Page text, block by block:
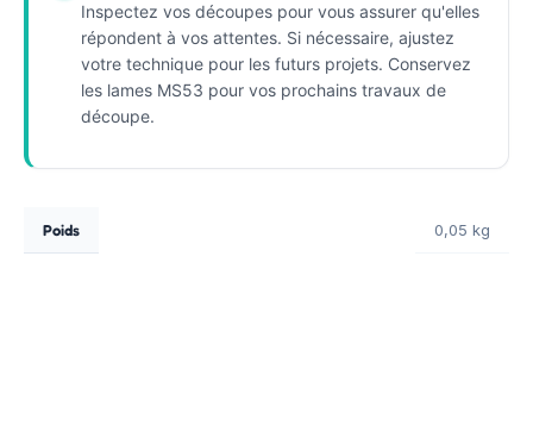
Inspectez vos découpes pour vous assurer qu'elles
répondent à vos attentes. Si nécessaire, ajustez
votre technique pour les futurs projets. Conservez
les lames MS53 pour vos prochains travaux de
découpe.
Poids 0,05 kg